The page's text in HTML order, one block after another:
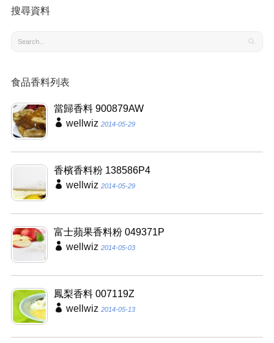
搜尋資料
食品香料列表
當歸香料 900879AW
wellwiz 2014-05-29
香檳香料粉 138586P4
wellwiz 2014-05-29
富士蘋果香料粉 049371P
wellwiz 2014-05-03
鳳梨香料 007119Z
wellwiz 2014-05-13